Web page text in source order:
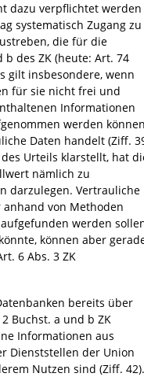
dazu verpflichtet werden
systematisch Zugang zu
die für die
des ZK (heute: Art. 74
gilt insbesondere, wenn
für sie nicht frei und
Informationen
werden
Daten handelt (Ziff.
Urteils klarstellt, hat
nämlich zu
darzulegen. Vertrauliche
von Methoden
werden
können aber
6 Abs. 3 ZK
bereits über
Buchst. a und b ZK
Informationen aus
Dienststellen der Union
Nutzen sind (Ziff. 42).